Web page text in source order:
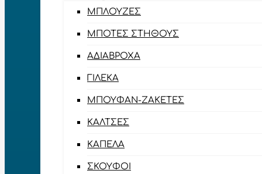
ΜΠΛΟΎΖΕΣ
ΜΠΌΤΕΣ ΣΤΉΘΟΥΣ
ΑΔΙΆΒΡΟΧΑ
ΓΙΛΈΚΑ
ΜΠΟΥΦΆΝ-ΖΑΚΈΤΕΣ
ΚΆΛΤΣΕΣ
ΚΑΠΈΛΑ
ΣΚΟΎΦΟΙ